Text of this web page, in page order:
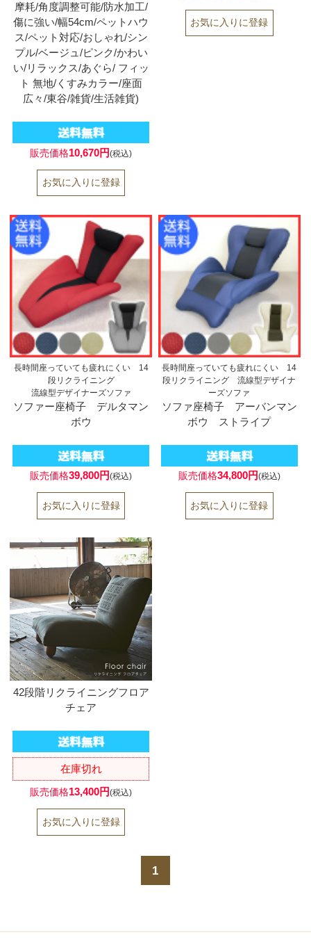
摩耗/角度調整可能/防水加工/
傷に強い/幅54cm/ペットハウ
ス/ペット対応/おしゃれ/シン
プル/ベージュ/ピンク/かわい
い/リラックス/あぐら/ フィッ
ト 無地/くすみカラー/座面
広々/東谷/雑貨/生活雑貨)
販売価格10,670円(税込)
長時間座っていても疲れにくい 14
段リクライニング
流線型デザイナーズソファ
ソファー座椅子 デルタマン
ボウ
販売価格39,800円(税込)
長時間座っていても疲れにくい 14
段リクライニング 流線型デザイナ
ーズソファ
ソファ座椅子 アーバンマン
ボウ ストライプ
販売価格34,800円(税込)
42段階リクライニングフロア
チェア
在庫切れ
販売価格13,400円(税込)
1